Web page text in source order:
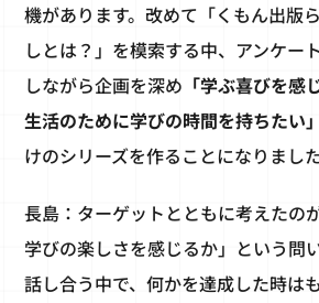
機があります。改めて「くもん出版
しとは？」を模索する中、アンケー
しながら企画を深め 「学ぶ喜びを感
生活のために学びの時間を持ちたい」
けのシリーズを作ることになりました
長島：ターゲットとともに考えたの
学びの楽しさを感じるか」という問
話し合う中で、何かを達成した時は